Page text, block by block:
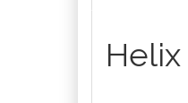
Helix